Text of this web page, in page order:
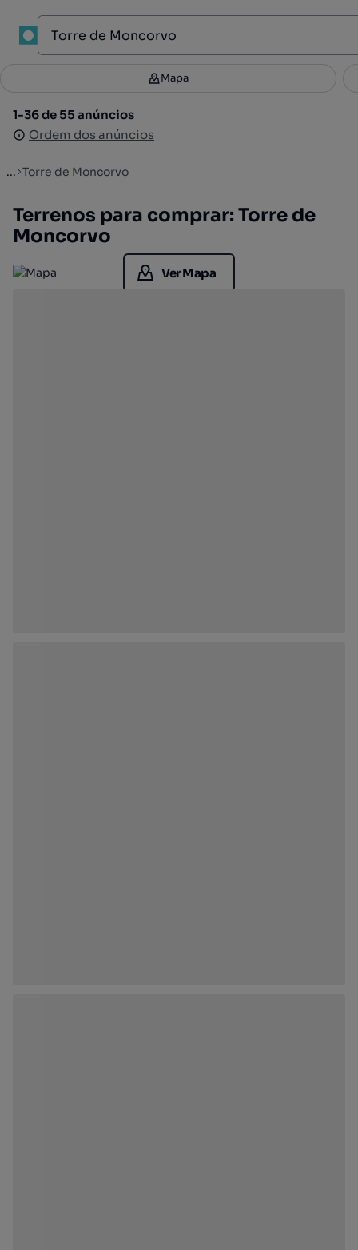
Filtros 2
1-36 de 55 anúncios
Ordem dos anúncios
Mapa
1-36 de 55 anúncios
Ordem dos anúncios
... Torre de Moncorvo
Terrenos para comprar: Torre de
Moncorvo
Ver Mapa